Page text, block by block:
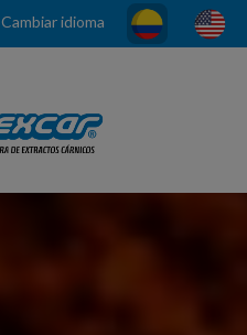
Cambiar idioma